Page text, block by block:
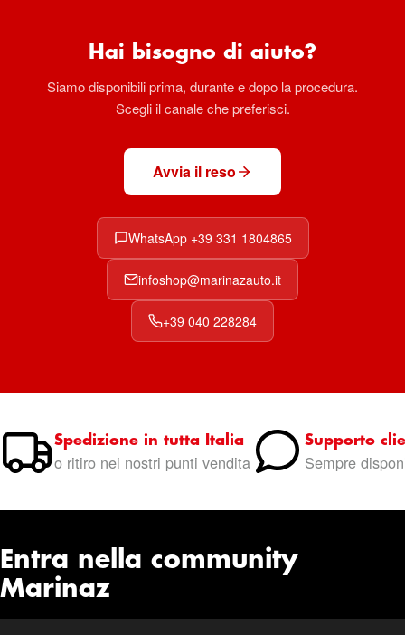
Hai bisogno di aiuto?
Siamo disponibili prima, durante e dopo la procedura.
Scegli il canale che preferisci.
Avvia il reso
WhatsApp +39 331 1804865
infoshop@marinazauto.it
+39 040 228284
Spedizione in tutta Italia
o ritiro nei nostri punti vendita
Supporto
Sempre
Entra nella community
Marinaz